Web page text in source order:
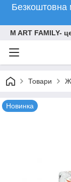
Безкоштовна
M ART FAMILY-
Товари
Новинка